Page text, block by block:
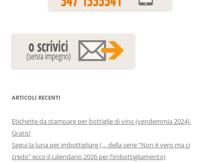
ARTICOLI RECENTI
Etichette da stampare per bottiglie di vino (vendemmia 2024).
Gratis!
Segui la luna per imbottigliare (… della serie “Non è vero ma ci
credo” ecco il calendario 2026 per l’imbottigliamento)